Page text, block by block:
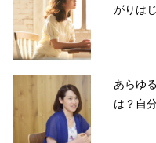
がりは
あらゆ
は？自